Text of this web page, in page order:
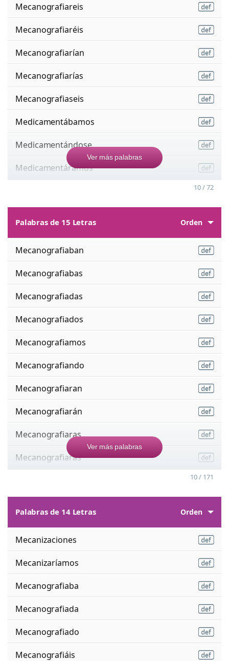
Mecanografiareis
Mecanografiaréis
Mecanografiarían
Mecanografiarías
Mecanografiaseis
Medicamentábamos
Medicamentándose
Medicamentáramos
Ver más palabras
10 / 72
Palabras de 15 Letras Orden
Mecanografiaban
Mecanografiabas
Mecanografiadas
Mecanografiados
Mecanografiamos
Mecanografiando
Mecanografiaran
Mecanografiarán
Mecanografiaras
Mecanografiarás
Ver más palabras
10 / 171
Palabras de 14 Letras Orden
Mecanizaciones
Mecanizaríamos
Mecanografiaba
Mecanografiada
Mecanografiado
Mecanografiáis